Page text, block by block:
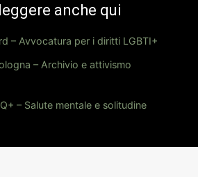
anche qui
– Avvocatura per i diritti LGBTI+
– Archivio e attivismo
– Salute mentale e solitudine